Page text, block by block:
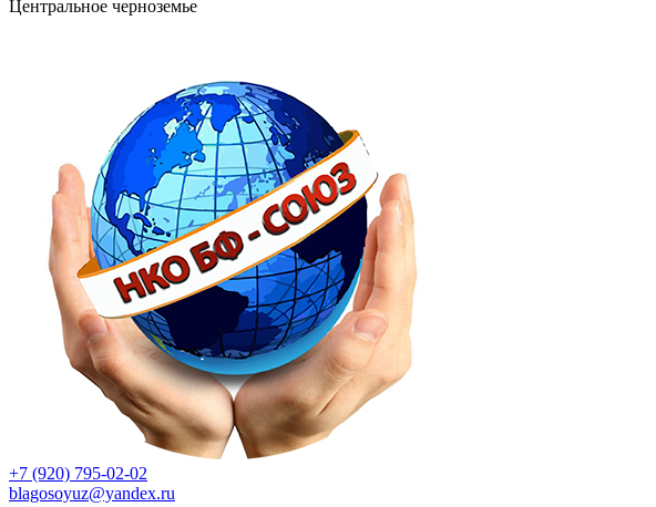
Центральное черноземье
+7 (920) 795-02-02
blagosoyuz@yandex.ru